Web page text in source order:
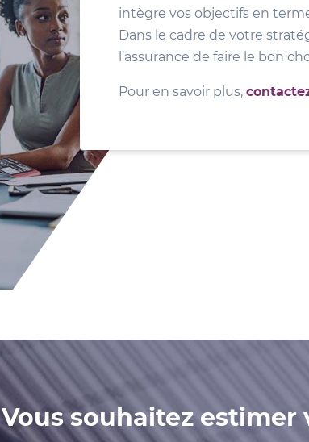
intègre vos objectifs en
Dans le cadre de votre
l’assurance de faire le bon
Pour en savoir plus,
Vous souhaitez estimer